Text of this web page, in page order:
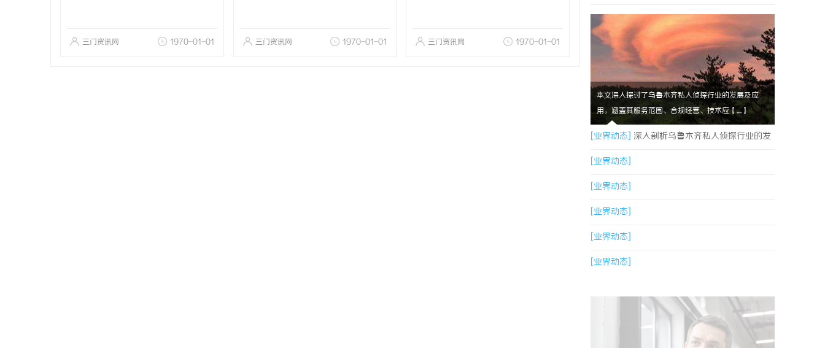
三门资讯网 1970-01-01 三门资讯网 1970-01-01 三门资讯网 1970-01-01
本文深入探讨了乌鲁木齐私人侦探行业的发展及应
用，涵盖其服务范围、合规经营、技术应【....】
[业界动态] 深入剖析乌鲁木齐私人侦探行业的发
展与应用现状
[业界动态]
[业界动态]
[业界动态]
[业界动态]
[业界动态]